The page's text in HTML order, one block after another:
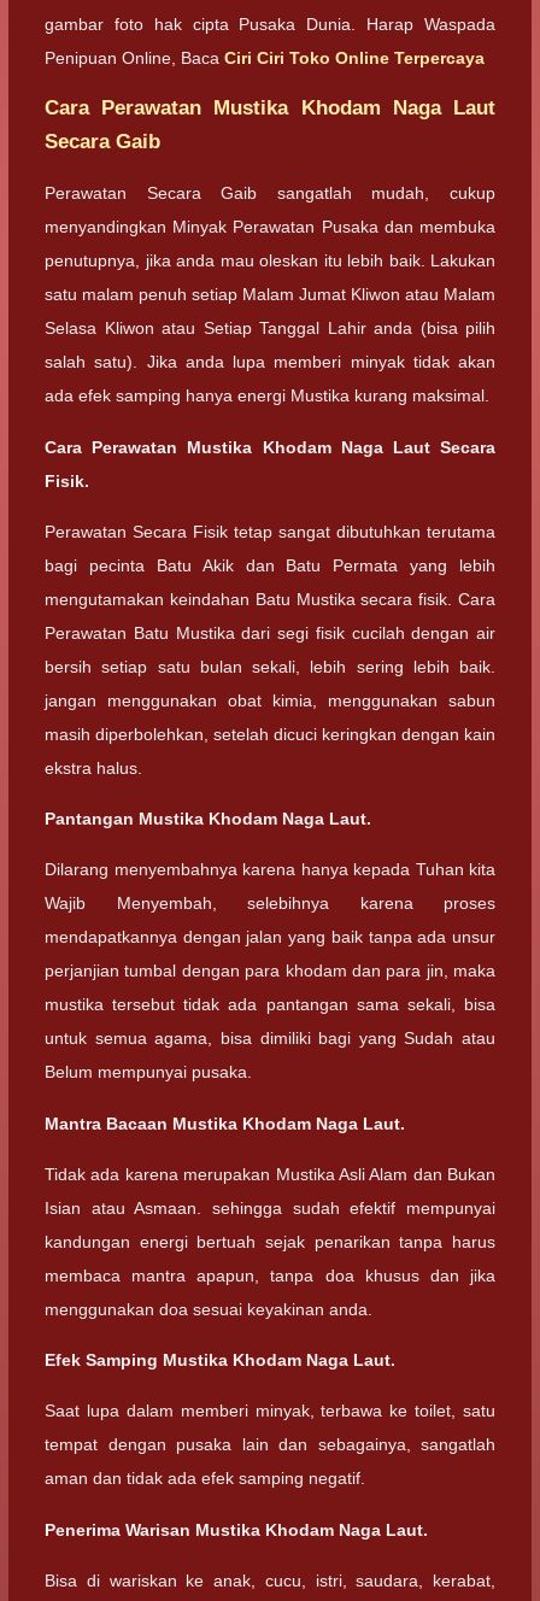
gambar foto hak cipta Pusaka Dunia. Harap Waspada
Penipuan Online, Baca Ciri Ciri Toko Online Terpercaya
Cara Perawatan Mustika Khodam Naga Laut
Secara Gaib
Perawatan Secara Gaib sangatlah mudah, cukup
menyandingkan Minyak Perawatan Pusaka dan membuka
penutupnya, jika anda mau oleskan itu lebih baik. Lakukan
satu malam penuh setiap Malam Jumat Kliwon atau Malam
Selasa Kliwon atau Setiap Tanggal Lahir anda (bisa pilih
salah satu). Jika anda lupa memberi minyak tidak akan
ada efek samping hanya energi Mustika kurang maksimal.
Cara Perawatan Mustika Khodam Naga Laut Secara
Fisik.
Perawatan Secara Fisik tetap sangat dibutuhkan terutama
bagi pecinta Batu Akik dan Batu Permata yang lebih
mengutamakan keindahan Batu Mustika secara fisik. Cara
Perawatan Batu Mustika dari segi fisik cucilah dengan air
bersih setiap satu bulan sekali, lebih sering lebih baik.
jangan menggunakan obat kimia, menggunakan sabun
masih diperbolehkan, setelah dicuci keringkan dengan kain
ekstra halus.
Pantangan Mustika Khodam Naga Laut.
Dilarang menyembahnya karena hanya kepada Tuhan kita
Wajib Menyembah, selebihnya karena proses
mendapatkannya dengan jalan yang baik tanpa ada unsur
perjanjian tumbal dengan para khodam dan para jin, maka
mustika tersebut tidak ada pantangan sama sekali, bisa
untuk semua agama, bisa dimiliki bagi yang Sudah atau
Belum mempunyai pusaka.
Mantra Bacaan Mustika Khodam Naga Laut.
Tidak ada karena merupakan Mustika Asli Alam dan Bukan
Isian atau Asmaan. sehingga sudah efektif mempunyai
kandungan energi bertuah sejak penarikan tanpa harus
membaca mantra apapun, tanpa doa khusus dan jika
menggunakan doa sesuai keyakinan anda.
Efek Samping Mustika Khodam Naga Laut.
Saat lupa dalam memberi minyak, terbawa ke toilet, satu
tempat dengan pusaka lain dan sebagainya, sangatlah
aman dan tidak ada efek samping negatif.
Penerima Warisan Mustika Khodam Naga Laut.
Bisa di wariskan ke anak, cucu, istri, saudara, kerabat,